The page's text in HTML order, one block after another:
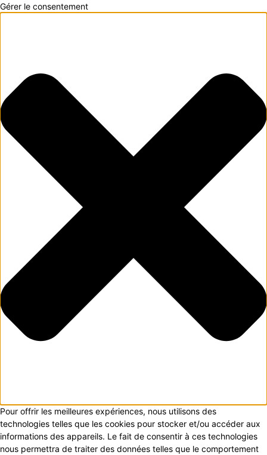
Gérer le consentement
Pour offrir les meilleures expériences, nous utilisons des
technologies telles que les cookies pour stocker et/ou accéder aux
informations des appareils. Le fait de consentir à ces technologies
nous permettra de traiter des données telles que le comportement